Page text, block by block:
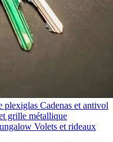
plexiglas Cadenas et antivol
grille métallique
Volets et rideaux